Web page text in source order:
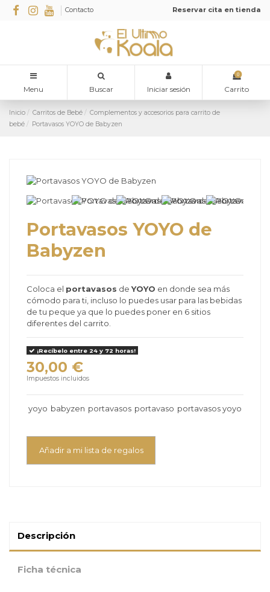
Contacto Reservar cita en tienda
Menu Buscar Iniciar sesión
0
Carrito
Inicio Carritos de Bebé
Complementos y accesorios para carrito de
bebé
Portavasos YOYO de Babyzen
Portavasos YOYO de
Babyzen
Coloca el portavasos deYOYO en donde sea más
cómodo para ti, incluso lo puedes usar para las bebidas
de tu peque ya que lo puedes poner en 6 sitios
diferentes del carrito.
¡Recíbelo entre 24 y 72 horas!
30,00 €
Impuestos incluidos
yoyo babyzen portavasos portavaso portavasos yoyo
Añadir a mi lista de regalos
Descripción
Ficha técnica